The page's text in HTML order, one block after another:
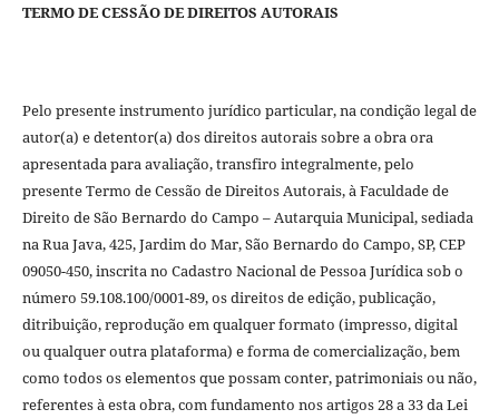
TERMO DE CESSÃO DE DIREITOS AUTORAIS
Pelo presente instrumento jurídico particular, na condição legal de
autor(a) e detentor(a) dos direitos autorais sobre a obra ora
apresentada para avaliação, transfiro integralmente, pelo
presente Termo de Cessão de Direitos Autorais, à Faculdade de
Direito de São Bernardo do Campo – Autarquia Municipal, sediada
na Rua Java, 425, Jardim do Mar, São Bernardo do Campo, SP, CEP
09050-450, inscrita no Cadastro Nacional de Pessoa Jurídica sob o
número 59.108.100/0001-89, os direitos de edição, publicação,
ditribuição, reprodução em qualquer formato (impresso, digital
ou qualquer outra plataforma) e forma de comercialização, bem
como todos os elementos que possam conter, patrimoniais ou não,
referentes à esta obra, com fundamento nos artigos 28 a 33 da Lei